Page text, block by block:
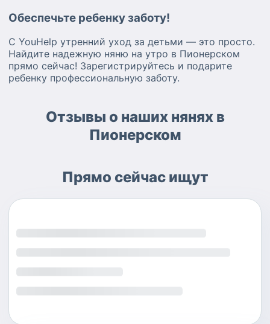
Обеспечьте ребенку заботу!
С YouHelp утренний уход за детьми — это просто.
Найдите надежную няню на утро в Пионерском
прямо сейчас! Зарегистрируйтесь и подарите
ребенку профессиональную заботу.
Отзывы о наших нянях в
Пионерском
Прямо сейчас ищут